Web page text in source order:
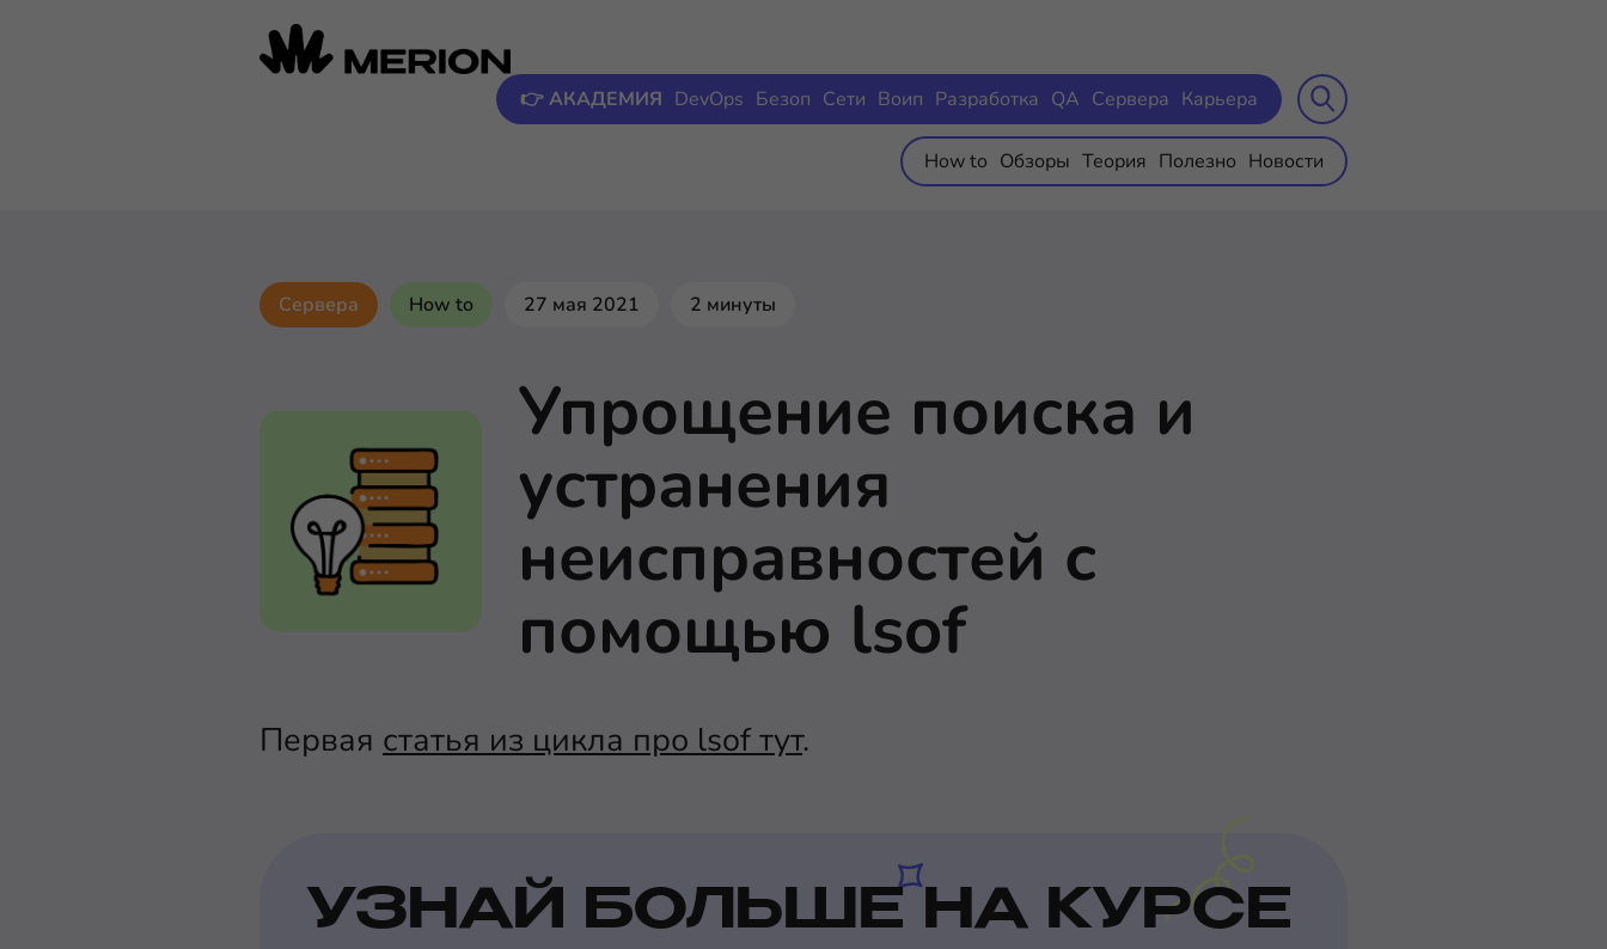
👉 АКАДЕМИЯ DevOps Безоп Сети Воип Разработка QA Сервера Карьера
How to Обзоры Теория Полезно Новости
Сервера How to 27 мая 2021 2 минуты
Упрощение поиска и
устранения
неисправностей с
помощью lsof
Первая статья из цикла про lsof тут.
УЗНАЙ БОЛЬШЕ НА КУРСЕ